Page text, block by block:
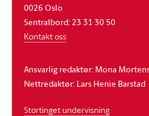
0026 Oslo
Sentralbord: 23 31 30 50
Kontakt oss
Ansvarlig redaktør: Mona
Nettredaktør: Lars Henie Barstad
Stortinget undervisning